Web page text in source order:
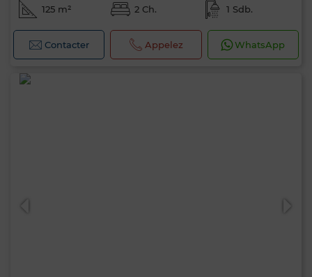
125 m² 2 Ch. 1 Sdb.
Contacter Appelez WhatsApp